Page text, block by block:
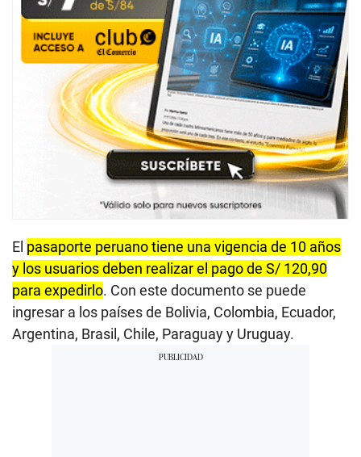
El pasaporte peruano tiene una vigencia de 10 años
y los usuarios deben realizar el pago de S/ 120,90
para expedirlo. Con este documento se puede
ingresar a los países de Bolivia, Colombia, Ecuador,
Argentina, Brasil, Chile, Paraguay y Uruguay.